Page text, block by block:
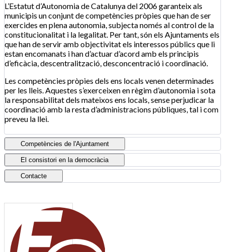
L’Estatut d’Autonomia de Catalunya del 2006 garanteix als
municipis un conjunt de competències pròpies que han de ser
exercides en plena autonomia, subjecta només al control de la
constitucionalitat i la legalitat. Per tant, són els Ajuntaments els
que han de servir amb objectivitat els interessos públics que li
estan encomanats i han d’actuar d’acord amb els principis
d’eficàcia, descentralització, desconcentració i coordinació.
Les competències pròpies dels ens locals venen determinades
per les lleis. Aquestes s’exerceixen en règim d’autonomia i sota
la responsabilitat dels mateixos ens locals, sense perjudicar la
coordinació amb la resta d’administracions públiques, tal i com
preveu la llei.
Competències de l'Ajuntament
El consistori en la democràcia
Contacte